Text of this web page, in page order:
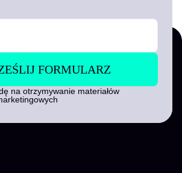
na otrzymywanie materiałów